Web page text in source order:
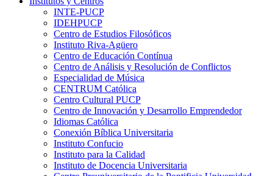
INTE-PUCP
IDEHPUCP
Centro de Estudios Filosóficos
Instituto Riva-Agüero
Centro de Educación Contínua
Centro de Análisis y Resolución de Conflictos
Especialidad de Música
CENTRUM Católica
Centro Cultural PUCP
Centro de Innovación y Desarrollo Emprendedor
Idiomas Católica
Conexión Bíblica Universitaria
Instituto Confucio
Instituto para la Calidad
Instituto de Docencia Universitaria